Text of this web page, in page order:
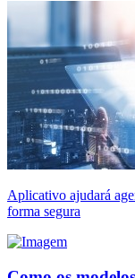
Aplicativo ajudará
forma segura